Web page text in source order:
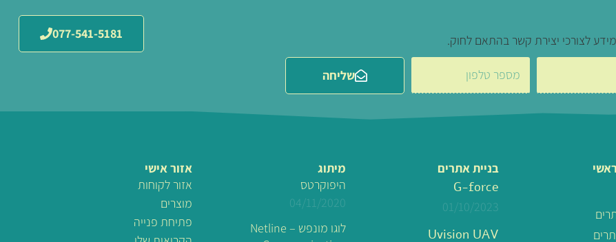
לצורכי יצירת קשר בהתאם לחוק.
שליחה
077-541-5181
בניית אתרים
G-force
01/10/2023
Uvision UAV
מיתוג
היפוקרטס
04/11/2020
לוגו מונפש – Netline
אזור אישי
אזור לקוחות
מוצרים
פתיחת פנייה